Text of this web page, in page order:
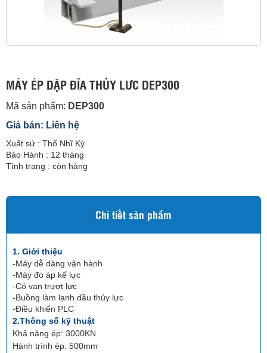
MÁY ÉP DẬP ĐĨA THỦY LƯC DEP300
Mã sản phẩm: DEP300
Giá bán: Liên hệ
Xuất sứ : Thổ Nhĩ Kỳ
Bảo Hành : 12 tháng
Tình trạng : còn hàng
Chi tiết sản phẩm
1. Giới thiệu
-Máy dễ dàng vận hành
-Máy đo áp kế lực
-Có van trượt lực
-Buồng làm lạnh dầu thủy lực
-Điều khiển PLC
2.Thông số kỹ thuật
Khả năng ép: 3000KN
Hành trình ép: 500mm